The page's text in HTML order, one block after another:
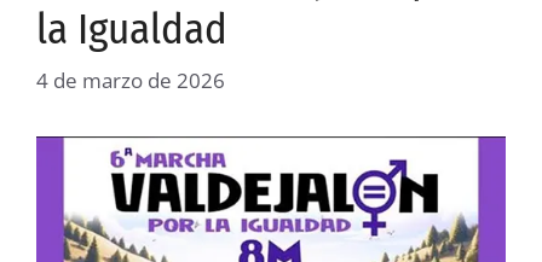
la Igualdad
4 de marzo de 2026